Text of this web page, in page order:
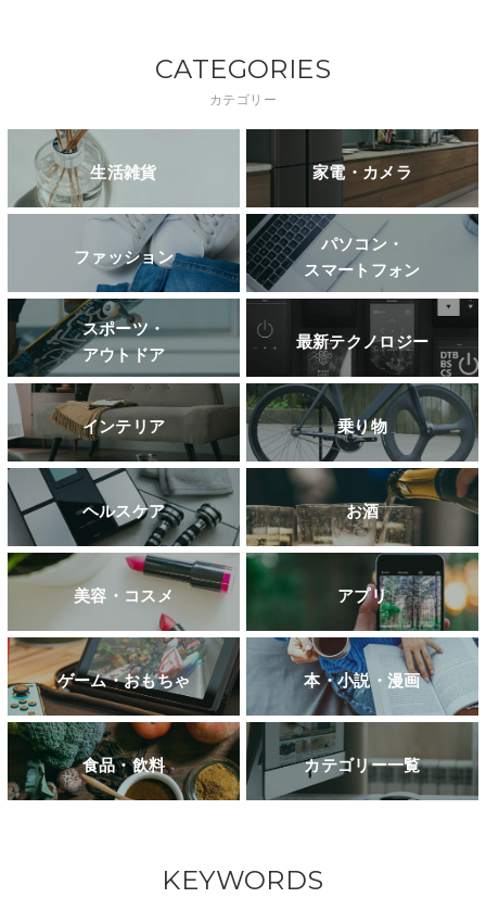
CATEGORIES
カテゴリー
生活雑貨 家電・カメラ
ファッション
パソコン・
スマートフォン
スポーツ・
アウトドア
最新テクノロジー
インテリア 乗り物
ヘルスケア お酒
美容・コスメ アプリ
ゲーム・おもちゃ 本・小説・漫画
食品・飲料 カテゴリー一覧
KEYWORDS